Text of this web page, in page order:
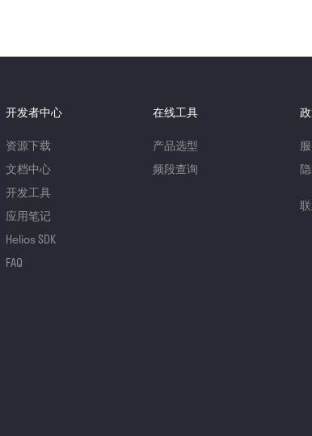
开发者中心
资源下载
文档中心
开发工具
应用笔记
Helios SDK
FAQ
在线工具
产品选型
频段查询